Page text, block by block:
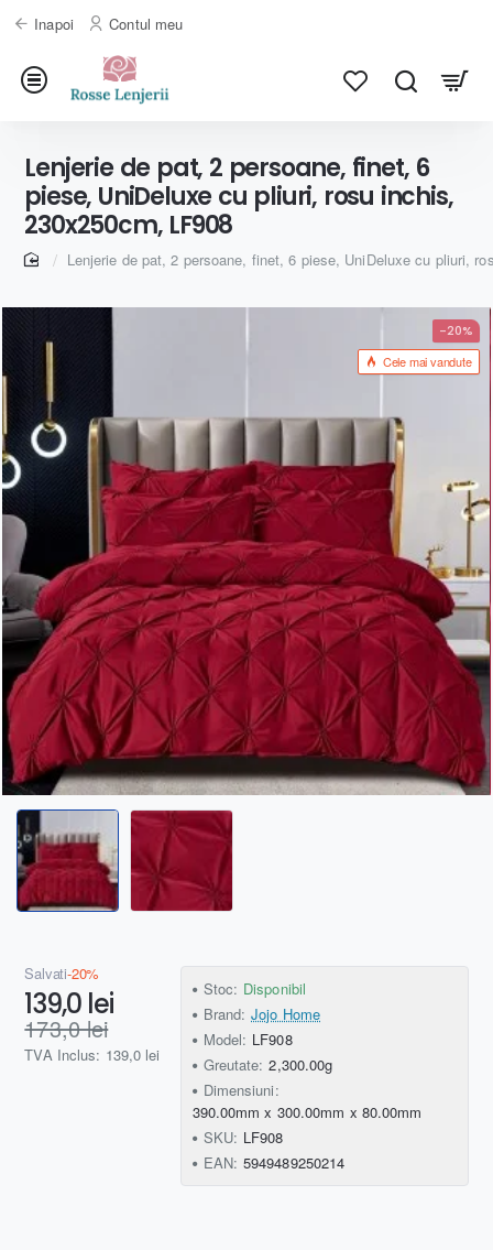
Inapoi Contul meu
Lenjerie de pat, 2 persoane, finet, 6
piese, UniDeluxe cu pliuri, rosu inchis,
230x250cm, LF908
homeLenjerie de pat, 2 persoane, finet, 6 piese, UniDeluxe cu pliuri,
Cele mai vandute
-20%
Salvați-20%
139,0 lei
173,0 lei
TVA Inclus: 139,0 lei
Stoc: Disponibil
Brand: Jojo Home
Model: LF908
Greutate: 2,300.00g
Dimensiuni:
390.00mm x 300.00mm x 80.00mm
SKU: LF908
EAN: 5949489250214